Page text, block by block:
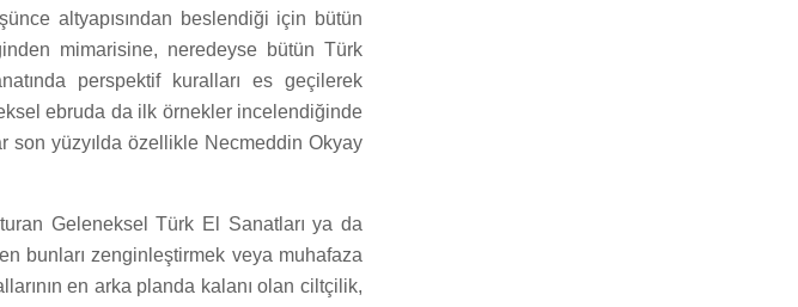
altyapısından beslendiği için bütün
mimarisine, neredeyse bütün Türk
perspektif kuralları es geçilerek
ebruda da ilk örnekler incelendiğinde
son yüzyılda özellikle Necmeddin Okyay
Geleneksel Türk El Sanatları ya da
bunları zenginleştirmek veya muhafaza
en arka planda kalanı olan ciltçilik,